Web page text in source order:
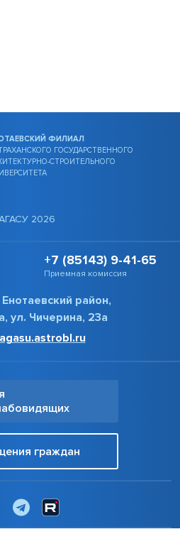
ФИЛИАЛ
ГОСУДАРСТВЕННОГО
СТРОИТЕЛЬНОГО
2026
+7 (85143) 9-41-65
Приемная комиссия
район,
ул. Чичерина, 23а
граждан